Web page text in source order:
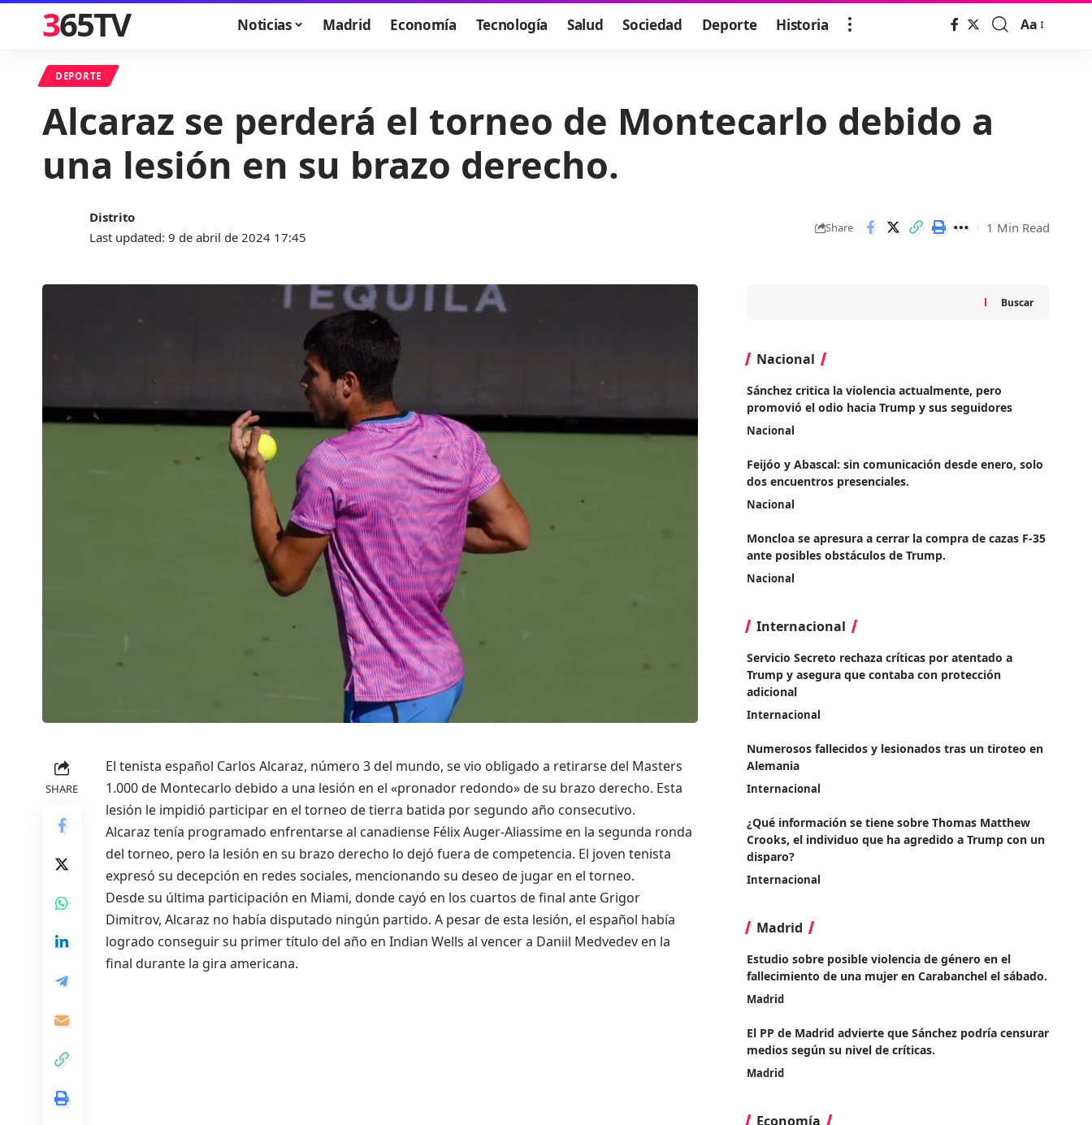
365TV Noticias Madrid Economía Tecnología Salud Sociedad Deporte Historia
Font
Aa
DEPORTE
Alcaraz se perderá el torneo de Montecarlo debido a
una lesión en su brazo derecho.
Last updated: 9 de abril de 2024 17:45
Distrito
Share 1 Min Read
SHARE
El tenista español Carlos Alcaraz, número 3 del mundo, se vio obligado a retirarse del Masters
1.000 de Montecarlo debido a una lesión en el «pronador redondo» de su brazo derecho. Esta
lesión le impidió participar en el torneo de tierra batida por segundo año consecutivo.
Alcaraz tenía programado enfrentarse al canadiense Félix Auger-Aliassime en la segunda ronda
del torneo, pero la lesión en su brazo derecho lo dejó fuera de competencia. El joven tenista
expresó su decepción en redes sociales, mencionando su deseo de jugar en el torneo.
Desde su última participación en Miami, donde cayó en los cuartos de final ante Grigor
Dimitrov, Alcaraz no había disputado ningún partido. A pesar de esta lesión, el español había
logrado conseguir su primer título del año en Indian Wells al vencer a Daniil Medvedev en la
final durante la gira americana.
Buscar
Nacional
Sánchez critica la violencia actualmente, pero
promovió el odio hacia Trump y sus seguidores
Nacional
Feijóo y Abascal: sin comunicación desde enero, solo
dos encuentros presenciales.
Nacional
Moncloa se apresura a cerrar la compra de cazas F-35
ante posibles obstáculos de Trump.
Nacional
Internacional
Servicio Secreto rechaza críticas por atentado a
Trump y asegura que contaba con protección
adicional
Internacional
Numerosos fallecidos y lesionados tras un tiroteo en
Alemania
Internacional
¿Qué información se tiene sobre Thomas Matthew
Crooks, el individuo que ha agredido a Trump con un
disparo?
Internacional
Madrid
Estudio sobre posible violencia de género en el
fallecimiento de una mujer en Carabanchel el sábado.
Madrid
El PP de Madrid advierte que Sánchez podría censurar
medios según su nivel de críticas.
Madrid
Economía